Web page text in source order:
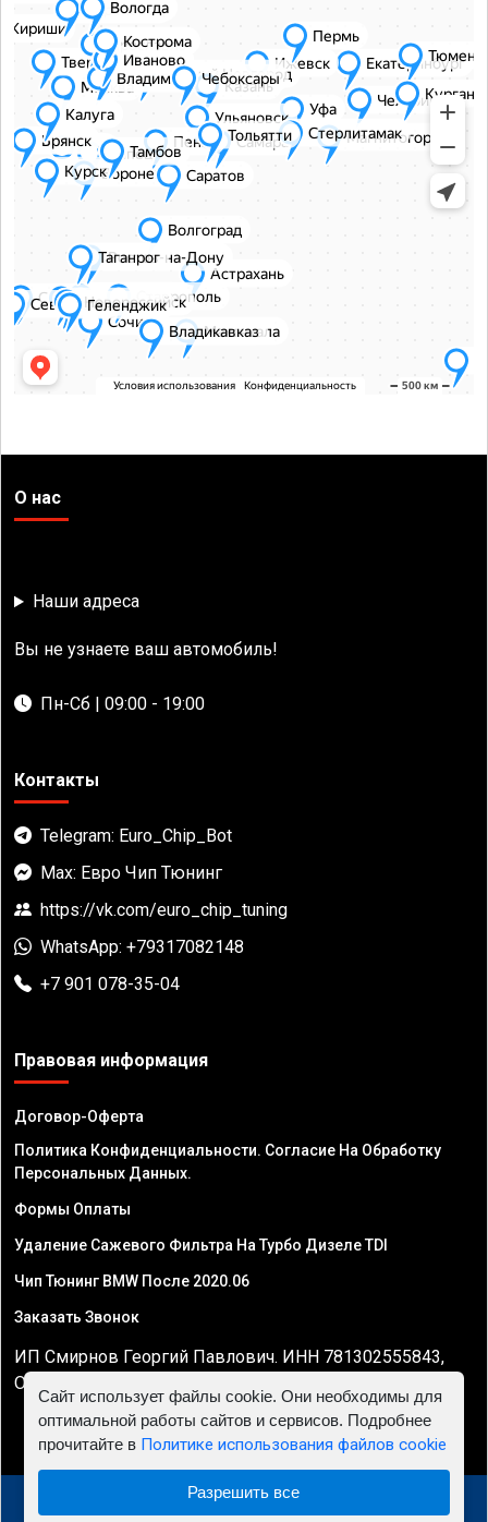
О нас
Наши адреса
Вы не узнаете ваш автомобиль!
Пн-Сб | 09:00 - 19:00
Контакты
Telegram: Euro_Chip_Bot
Max: Евро Чип Тюнинг
https://vk.com/euro_chip_tuning
WhatsApp: +79317082148
+7 901 078-35-04
Правовая информация
Договор-Оферта
Политика Конфиденциальности. Согласие На Обработку
Персональных Данных.
Формы Оплаты
Удаление Сажевого Фильтра На Турбо Дизеле TDI
Чип Тюнинг BMW После 2020.06
Заказать Звонок
ИП Смирнов Георгий Павлович. ИНН 781302555843,
ОГРНИП 324470400032610
© 2010 - 2026 Чип тюнинг двигателя автомобиля -
Сайт использует файлы cookie. Они необходимы для
оптимальной работы сайтов и сервисов. Подробнее
прочитайте в Политике использования файлов cookie
Разрешить все